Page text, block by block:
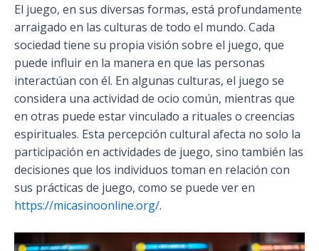
El juego, en sus diversas formas, está profundamente
arraigado en las culturas de todo el mundo. Cada
sociedad tiene su propia visión sobre el juego, que
puede influir en la manera en que las personas
interactúan con él. En algunas culturas, el juego se
considera una actividad de ocio común, mientras que
en otras puede estar vinculado a rituales o creencias
espirituales. Esta percepción cultural afecta no solo la
participación en actividades de juego, sino también las
decisiones que los individuos toman en relación con
sus prácticas de juego, como se puede ver en
https://micasinoonline.org/.